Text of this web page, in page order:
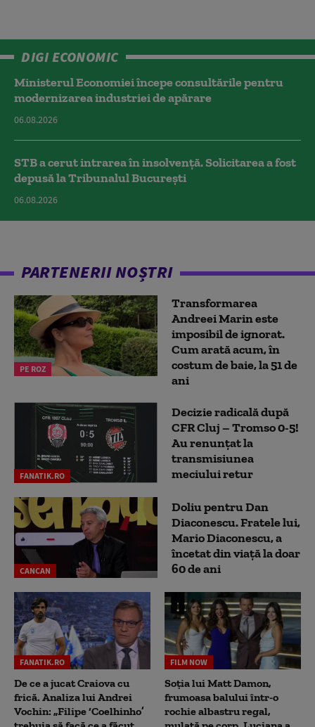
DIGI ECONOMIC
Ministerul Economiei începe consultările pentru
modernizarea industriei de apărare
06.08.2026
STB a cerut intrarea în insolvență. Solicitarea a fost
depusă la Tribunalul București
06.08.2026
PARTENERII NOȘTRI
PE ROZ
Transformarea
Andreei Marin este
imposibil de ignorat.
Cum arată acum, în
costum de baie, la 51 de
ani
FANATIK.RO
Decizie radicală după
CFR Cluj – Tromso 0-5!
Au renunțat la
transmisiunea
meciului retur
CANCAN
Doliu pentru Dan
Diaconescu. Fratele lui,
Mario Diaconescu, a
încetat din viață la doar
60 de ani
FANATIK.RO
De ce a jucat Craiova cu
frică. Analiza lui Andrei
Vochin: „Filipe ‘Coelhinho’
FILM NOW
Soția lui Matt Damon,
frumoasa balului într-o
rochie albastru regal,